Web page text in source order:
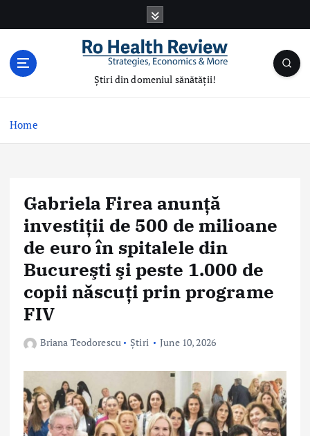
Știri din domeniul sănătății!
Home
Gabriela Firea anunță
investiții de 500 de milioane
de euro în spitalele din
Bucureşti şi peste 1.000 de
copii născuţi prin programe
FIV
Briana Teodorescu Știri June 10, 2026